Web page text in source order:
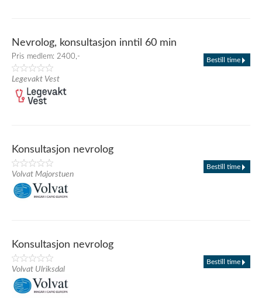
Nevrolog, konsultasjon inntil 60 min
Pris medlem: 2400,-
Legevakt Vest
Bestill time
Konsultasjon nevrolog
Volvat Majorstuen
Bestill time
Konsultasjon nevrolog
Volvat Ulriksdal
Bestill time